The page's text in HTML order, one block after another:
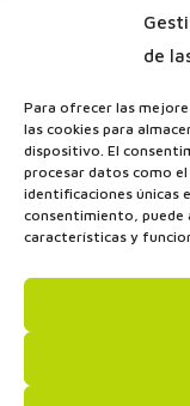
de
Para ofrecer las
las cookies para
dispositivo. El
procesar datos como
identificaciones únicas
consentimiento,
características y
Declaración
Mapa Web